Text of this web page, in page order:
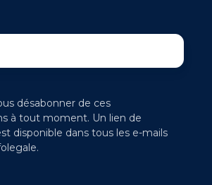
désabonner de ces
à tout moment. Un lien de
disponible dans tous les e-mails